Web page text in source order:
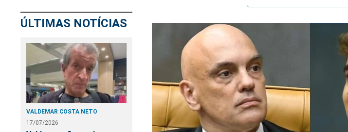
ÚLTIMAS NOTÍCIAS
VALDEMAR COSTA NETO
17/07/2026